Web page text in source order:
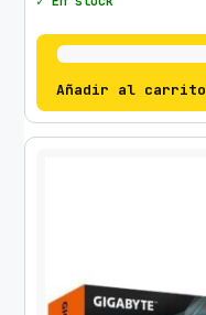
Añadir al carrito